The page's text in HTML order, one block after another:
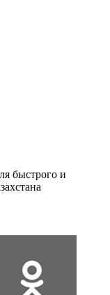
быстрого и